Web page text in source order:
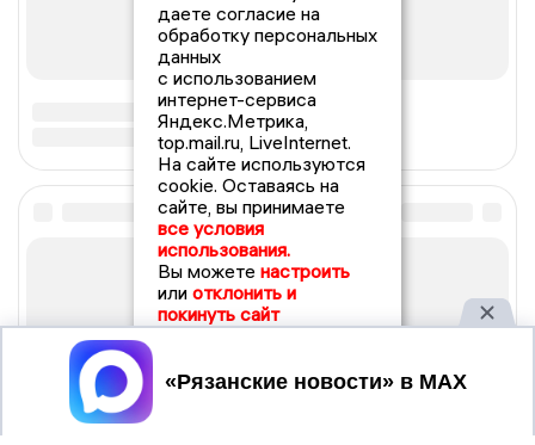
даете согласие на
обработку персональных
данных
с использованием
интернет-сервиса
Яндекс.Метрика,
top.mail.ru, LiveInternet.
На сайте используются
cookie. Оставаясь на
сайте, вы принимаете
все условия
использования.
Вы можете настроить
или отклонить и
покинуть сайт
Принять